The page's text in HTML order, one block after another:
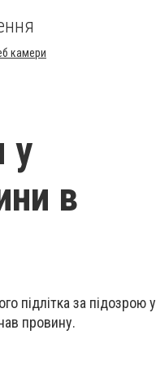
камери
у
в
підлітка за підозрою у
провину.